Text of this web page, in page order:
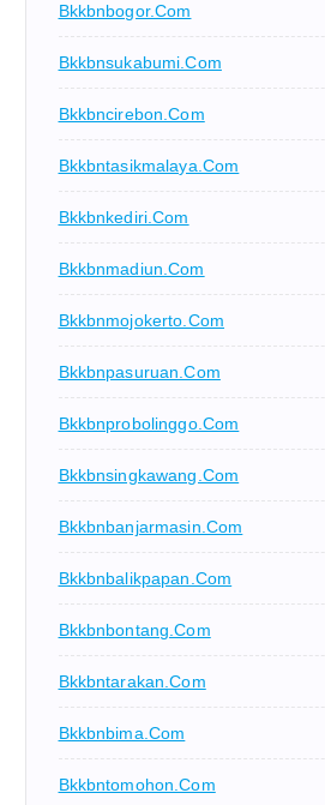
Bkkbnbogor.com
Bkkbnsukabumi.com
Bkkbncirebon.com
Bkkbntasikmalaya.com
Bkkbnkediri.com
Bkkbnmadiun.com
Bkkbnmojokerto.com
Bkkbnpasuruan.com
Bkkbnprobolinggo.com
Bkkbnsingkawang.com
Bkkbnbanjarmasin.com
Bkkbnbalikpapan.com
Bkkbnbontang.com
Bkkbntarakan.com
Bkkbnbima.com
Bkkbntomohon.com